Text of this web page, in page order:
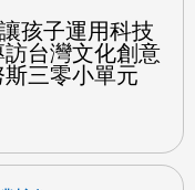
孩子運用科技
台灣文化創意
三零小單元